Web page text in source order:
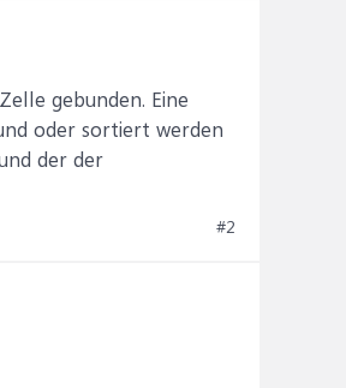
gebunden. Eine
oder sortiert werden
der der
#2